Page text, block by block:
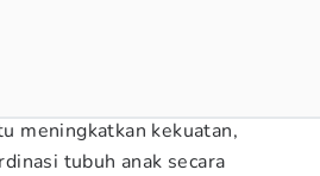
meningkatkan kekuatan,
tubuh anak secara